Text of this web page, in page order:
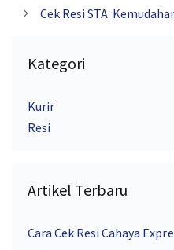
Cek Resi STA:
Kategori
Kurir
Resi
Artikel Terbaru
Cara Cek Resi Cahaya